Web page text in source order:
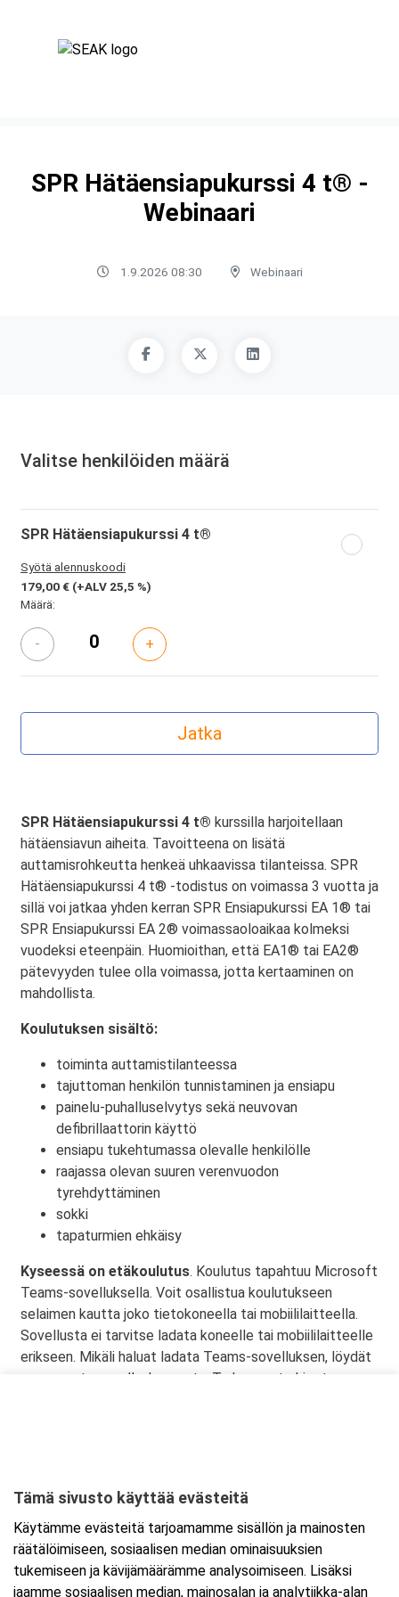
SPR Hätäensiapukurssi 4 t® -
Webinaari
1.9.2026 08:30 Webinaari
Valitse henkilöiden määrä
SPR Hätäensiapukurssi 4 t®
Syötä alennuskoodi
179,00 € (+ALV 25,5 %)
Määrä:
- +
SPR Hätäensiapukurssi 4 t® kurssilla harjoitellaan
hätäensiavun aiheita. Tavoitteena on lisätä
auttamisrohkeutta henkeä uhkaavissa tilanteissa. SPR
Hätäensiapukurssi 4 t® -todistus on voimassa 3 vuotta ja
sillä voi jatkaa yhden kerran SPR Ensiapukurssi EA 1® tai
SPR Ensiapukurssi EA 2® voimassaoloaikaa kolmeksi
vuodeksi eteenpäin. Huomioithan, että EA1® tai EA2®
pätevyyden tulee olla voimassa, jotta kertaaminen on
mahdollista.
Koulutuksen sisältö:
toiminta auttamistilanteessa
tajuttoman henkilön tunnistaminen ja ensiapu
painelu-puhalluselvytys sekä neuvovan
defibrillaattorin käyttö
ensiapu tukehtumassa olevalle henkilölle
raajassa olevan suuren verenvuodon
tyrehdyttäminen
sokki
tapaturmien ehkäisy
Kyseessä on etäkoulutus. Koulutus tapahtuu Microsoft
Teams-sovelluksella. Voit osallistua koulutukseen
selaimen kautta joko tietokoneella tai mobiililaitteella.
Sovellusta ei tarvitse ladata koneelle tai mobiililaitteelle
erikseen. Mikäli haluat ladata Teams-sovelluksen, löydät
sen omasta sovelluskaupasta. Tarkemmat ohjeet
Ajankohta
Alkaa:1.9.2026 08:30
Päättyy:1.9.2026 11:45
Tämä sivusto käyttää evästeitä
Käytämme evästeitä tarjoamamme sisällön ja mainosten
räätälöimiseen, sosiaalisen median ominaisuuksien
tukemiseen ja kävijämäärämme analysoimiseen. Lisäksi
jaamme sosiaalisen median, mainosalan ja analytiikka-alan